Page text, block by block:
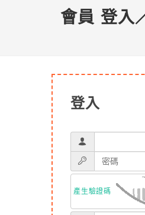
會員 登入
登入
產生驗證碼